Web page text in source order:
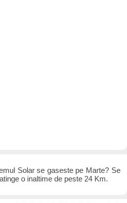
Solar se gaseste pe Marte? Se
o inaltime de peste 24 Km.